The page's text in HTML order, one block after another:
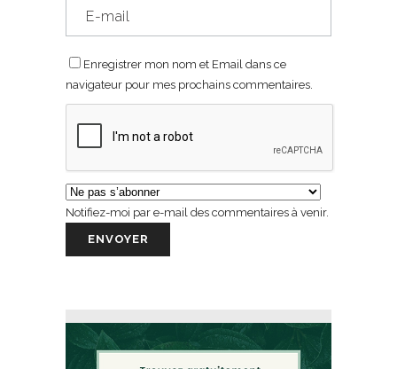
Enregistrer mon nom et Email dans ce
navigateur pour mes prochains commentaires.
Notifiez-moi par e-mail des commentaires à venir.